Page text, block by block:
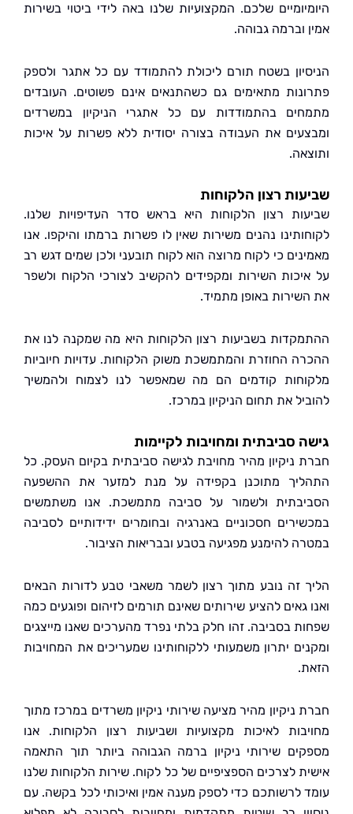
שלכם. המקצועיות שלנו באה לידי ביטוי בשירות
וברמה גבוהה.
בשטח תורם ליכולת להתמודד עם כל אתגר ולספק
מתאימים גם כשהתנאים אינם פשוטים. העובדים
בהתמודדות עם כל אתגרי הניקיון במשרדים
את העבודה בצורה יסודית ללא פשרות על איכות
רצון הלקוחות
רצון הלקוחות היא בראש סדר העדיפויות שלנו.
נהנים משירות שאין לו פשרות ברמתו והיקפו. אנו
כי לקוח מרוצה הוא לקוח תובעני ולכן שמים דגש רב
השירות ומקפידים להקשיב לצורכי הלקוח ולשפר
באופן מתמיד.
בשביעות רצון הלקוחות היא מה שמקנה לנו את
החוזרת והמתמשכת משוק הלקוחות. עדויות חיוביות
קודמים הם מה שמאפשר לנו לצמוח ולהמשיך
את תחום הניקיון במרכז.
סביבתית ומחויבות לקיימות
ניקיון מהיר מחויבת לגישה סביבתית בקיום העסק. כל
מתוכנן בקפידה על מנת למזער את ההשפעה
ולשמור על סביבה מתמשכת. אנו משתמשים
חסכוניים באנרגיה ובחומרים ידידותיים לסביבה
להימנע מפגיעה בטבע ובבריאות הציבור.
זה נובע מתוך רצון לשמר משאבי טבע לדורות הבאים
גאים להציע שירותים שאינם תורמים לזיהום ופוגעים כמה
בסביבה. זהו חלק בלתי נפרד מהערכים שאנו מייצגים
יתרון משמעותי ללקוחותינו שמעריכים את המחויבות
ניקיון מהיר מציעה שירותי ניקיון משרדים במרכז מתוך
לאיכות מקצועיות ושביעות רצון הלקוחות. אנו
שירותי ניקיון ברמה הגבוהה ביותר תוך התאמה
לצרכים הספציפיים של כל לקוח. שירות הלקוחות שלנו
לרשותכם כדי לספק מענה אמין ואיכותי לכל בקשה. עם